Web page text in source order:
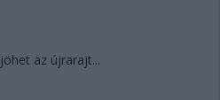
az újrarajt...